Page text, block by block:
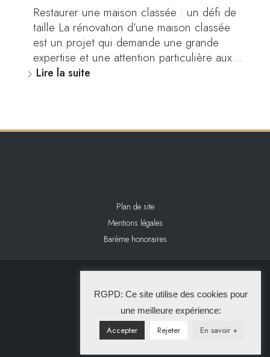
Restaurer une maison classée : un défi de
taille La rénovation d’une maison classée
est un projet qui demande une grande
expertise et une attention particulière aux…
Lire la suite
Plan de site
Mentions légales
Barème honoraires
La Solution Immo
RGPD: Ce site utilise des cookies pour
une meilleure expérience:
Accepter Rejeter En savoir +